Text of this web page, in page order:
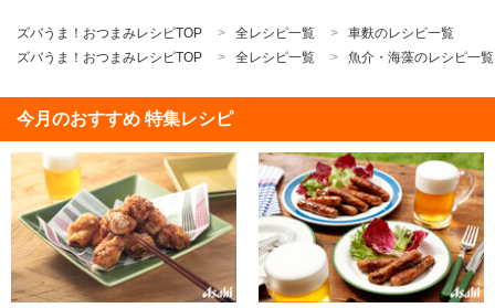
ズバうま！おつまみレシピTOP 全レシピ一覧
車麩のレシピ一覧
ズバうま！おつまみレシピTOP
全レシピ一覧 魚介・海藻のレシピ一覧
今月のおすすめ 特集レシピ